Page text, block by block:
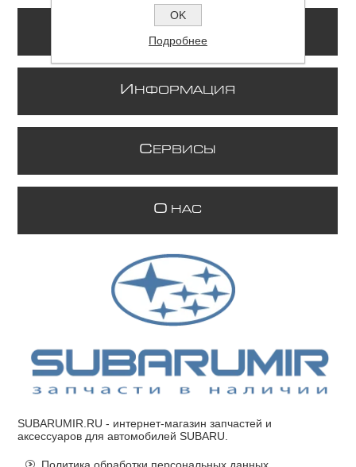
И НФОРМАЦИЯ
СЕРВИСЫ
О НАС
SUBARUMIR.RU - интернет-магазин запчастей и
аксессуаров для автомобилей SUBARU.
OK
Подробнее